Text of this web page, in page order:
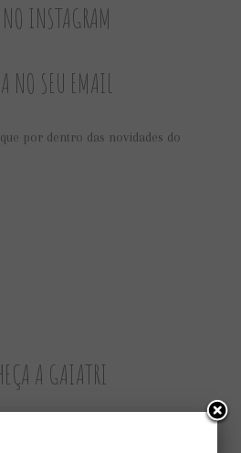
INSTAGRAM
NO SEU EMAIL
por dentro das novidades do
A GAIATRI